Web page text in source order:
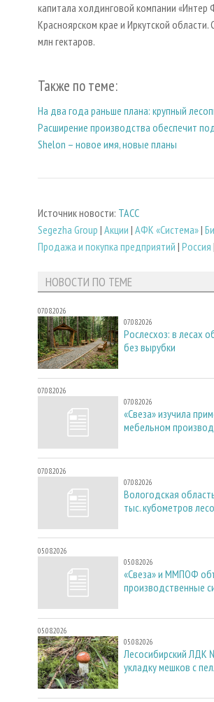
капитала холдинговой компании
Красноярском крае и Иркутской
млн гектаров.
Также по теме:
На два года раньше плана: крупный
Расширение производства обеспечит
Shelon – новое имя, новые планы
Источник новости: ТАСС
Segezha Group | Акции | АФК «Система»|
Продажа и покупка предприятий | Россия |
НОВОСТИ ПО ТЕМЕ
07.08.2026
07.08.2026
Рослесхоз: в лесах
без вырубки
07.08.2026
07.08.2026
«Свеза» изучила
мебельном
07.08.2026
07.08.2026
Вологодская
тыс. кубометров
05.08.2026
05.08.2026
«Свеза» и ММПОФ
производственные
05.08.2026
05.08.2026
Лесосибирский ЛДК
укладку мешков с